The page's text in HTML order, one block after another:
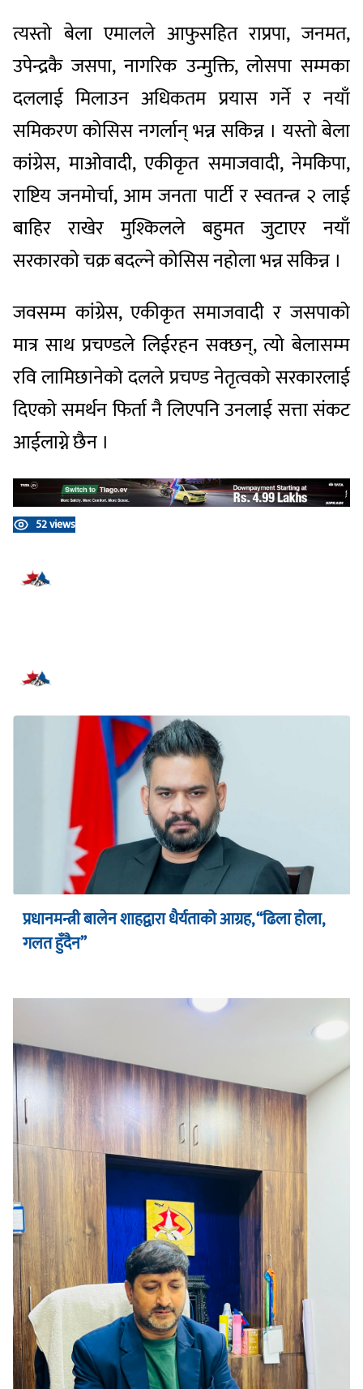
त्यस्तो बेला एमालले आफुसहित राप्रपा, जनमत,
उपेन्द्रकै जसपा, नागरिक उन्मुक्ति, लोसपा सम्मका
दललाई मिलाउन अधिकतम प्रयास गर्ने र नयाँ
समिकरण कोसिस नगर्लान् भन्न सकिन्न । यस्तो बेला
कांग्रेस, माओवादी, एकीकृत समाजवादी, नेमकिपा,
राष्टिय जनमोर्चा, आम जनता पार्टी र स्वतन्त्र २ लाई
बाहिर राखेर मुश्किलले बहुमत जुटाएर नयाँ
सरकारको चक्र बदल्ने कोसिस नहोला भन्न सकिन्न ।
जवसम्म कांग्रेस, एकीकृत समाजवादी र जसपाको
मात्र साथ प्रचण्डले लिईरहन सक्छन्, त्यो बेलासम्म
रवि लामिछानेको दलले प्रचण्ड नेतृत्वको सरकारलाई
दिएको समर्थन फिर्ता नै लिएपनि उनलाई सत्ता संकट
आईलाग्ने छैन ।
52 views
प्रधानमन्त्री बालेन शाहद्वारा धैर्यताको आग्रह, “ढिला होला,
गलत हुँदैन”